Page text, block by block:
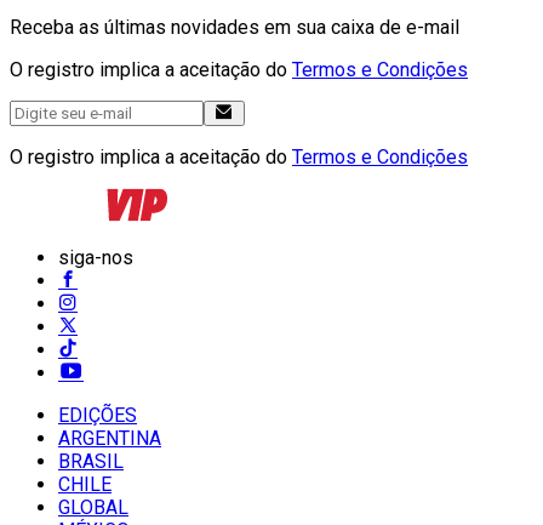
Receba as últimas novidades em sua caixa de e-mail
O registro implica a aceitação do Termos e Condições
O registro implica a aceitação do Termos e Condições
siga-nos
EDIÇÕES
ARGENTINA
BRASIL
CHILE
GLOBAL